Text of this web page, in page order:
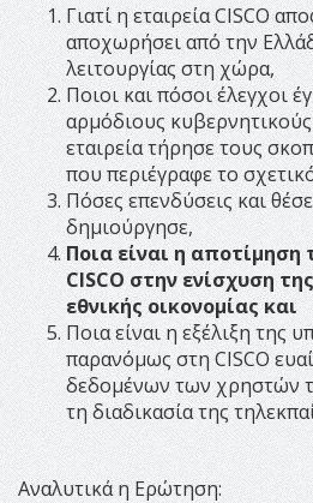
Γιατί η εταιρεία CISCO
αποχωρήσει από την
λειτουργίας στη χώρα,
Ποιοι και πόσοι έλεγχοι
αρμόδιους
εταιρεία τήρησε τους
που περιέγραφε το
Πόσες επενδύσεις και
δημιούργησε,
Ποια είναι η αποτίμηση
CISCO στην ενίσχυση
εθνικής οικονομίας και
Ποια είναι η εξέλιξη της
παρανόμως στη CISCO
δεδομένων των χρηστών
τη διαδικασία της
Αναλυτικά η Ερώτηση: